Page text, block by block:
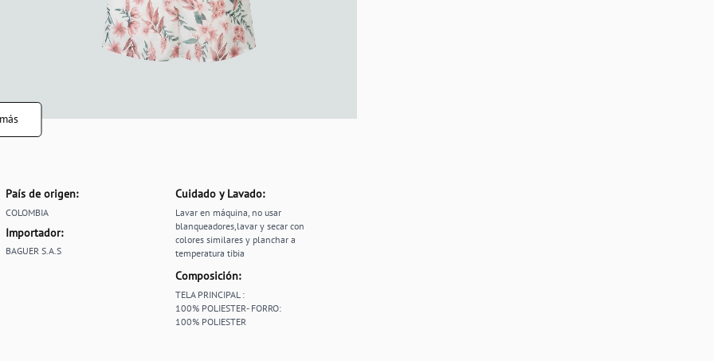
País de origen:
COLOMBIA
Importador:
BAGUER S.A.S
Cuidado y Lavado:
Lavar en máquina, no usar
blanqueadores,lavar y secar con
colores similares y planchar a
temperatura tibia
Composición:
TELA PRINCIPAL :
100% POLIESTER- FORRO:
100% POLIESTER